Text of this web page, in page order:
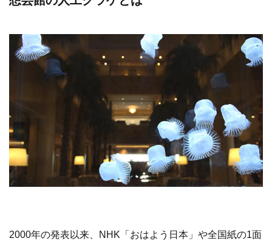
2000年の発表以来、NHK「おはよう日本」や全国紙の1面